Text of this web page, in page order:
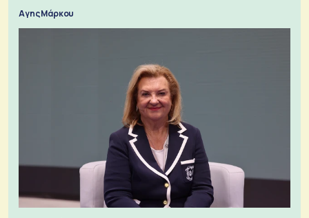
Αγης Μάρκου